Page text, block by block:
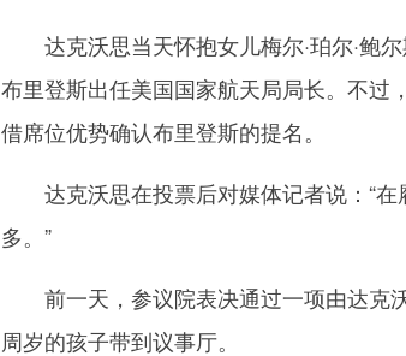
达克沃思当天怀抱女儿梅尔·珀尔·鲍尔
布里登斯出任美国国家航天局局长。不过
借席位优势确认布里登斯的提名。
达克沃思在投票后对媒体记者说：“在
多。”
前一天，参议院表决通过一项由达克
周岁的孩子带到议事厅。